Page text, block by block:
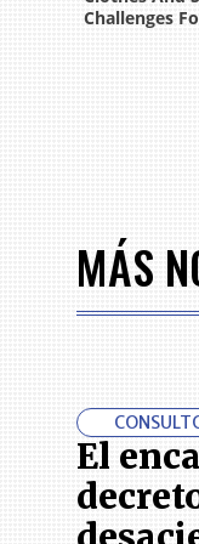
MÁS
El